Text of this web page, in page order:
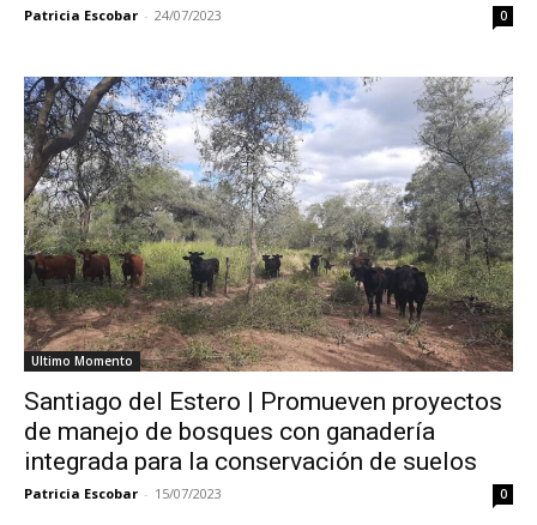
Patricia Escobar - 24/07/2023 0
Ultimo Momento
Santiago del Estero | Promueven proyectos
de manejo de bosques con ganadería
integrada para la conservación de suelos
Patricia Escobar - 15/07/2023 0